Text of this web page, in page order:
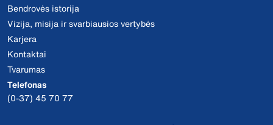
Bendrovės istorija
Vizija, misija ir svarbiausios vertybės
Karjera
Kontaktai
Tvarumas
Telefonas
(0-37) 45 70 77